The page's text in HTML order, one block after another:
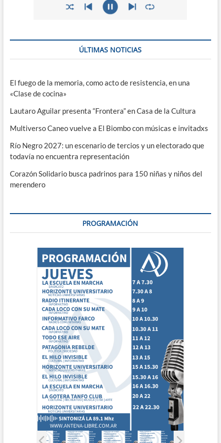
ÚLTIMAS NOTICIAS
El fuego de la memoria, como acto de resistencia, en una
«Clase de cocina»
Lautaro Aguilar presenta “Frontera” en Casa de la Cultura
Multiverso Caneo vuelve a El Biombo con músicas e invitadxs
Río Negro 2027: un escenario de tercios y un electorado que
todavía no encuentra representación
Corazón Solidario busca padrinos para 150 niñas y niños del
merendero
PROGRAMACIÓN